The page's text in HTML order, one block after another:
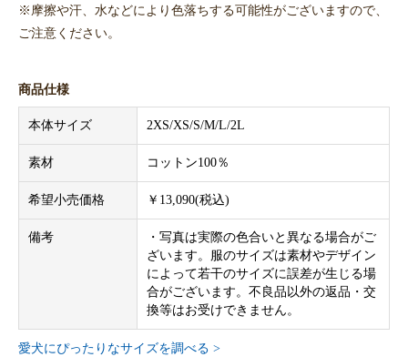
※摩擦や汗、水などにより色落ちする可能性がございますので、
ご注意ください。
商品仕様
本体サイズ 2XS/XS/S/M/L/2L
素材 コットン100％
希望小売価格 ￥13,090(税込)
備考
・写真は実際の色合いと異なる場合がご
ざいます。服のサイズは素材やデザイン
によって若干のサイズに誤差が生じる場
合がございます。不良品以外の返品・交
換等はお受けできません。
愛犬にぴったりなサイズを調べる >